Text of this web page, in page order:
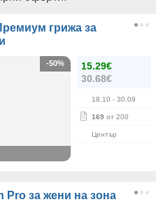
грижа за
15.29€
30.68€
18.10 - 30.09
169 от 200
Център
-50%
Pro за жени на зона